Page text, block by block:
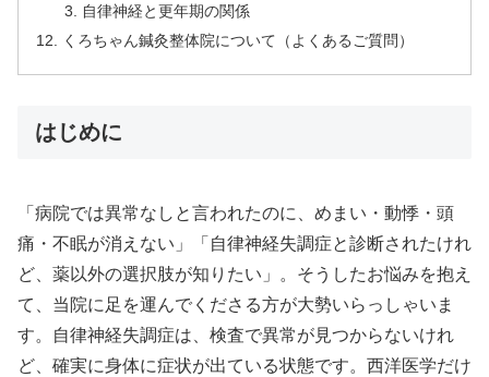
自律神経と更年期の関係
くろちゃん鍼灸整体院について（よくあるご質問）
はじめに
「病院では異常なしと言われたのに、めまい・動悸・頭
痛・不眠が消えない」「自律神経失調症と診断されたけれ
ど、薬以外の選択肢が知りたい」。そうしたお悩みを抱え
て、当院に足を運んでくださる方が大勢いらっしゃいま
す。自律神経失調症は、検査で異常が見つからないけれ
ど、確実に身体に症状が出ている状態です。西洋医学だけ